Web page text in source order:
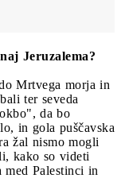
Jeruzalema?
Mrtvega morja in
ter seveda
da bo
in gola puščavska
žal nismo mogli
kako so videti
med Palestinci in